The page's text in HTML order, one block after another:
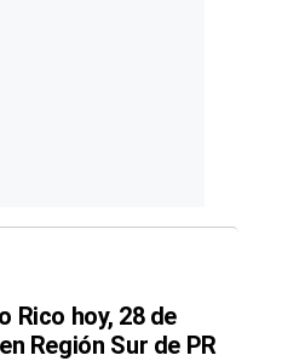
Rico hoy, 28 de
Región Sur de PR